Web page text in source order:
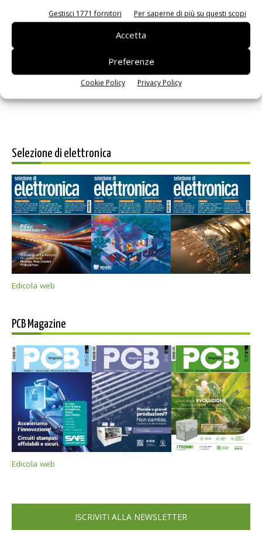
Gestisci 1771 fornitori Per saperne di più su questi scopi
Accetta
Preferenze
Cookie Policy Privacy Policy
Salva il mio nome, email e sito web in questo browser per i
prossimi commenti.
Selezione di elettronica
Edicola web
PCB Magazine
Edicola web
ISCRIVITI ALLA NEWSLETTER